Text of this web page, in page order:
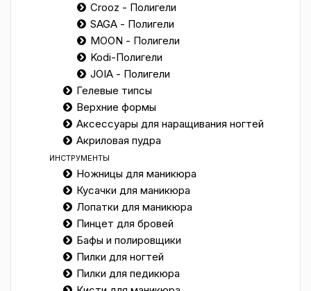
Crooz - Полигели
SAGA - Полигели
MOON - Полигели
Kodi-Полигели
JOIA - Полигели
Гелевые типсы
Верхние формы
Аксессуары для наращивания ногтей
Акриловая пудра
ИНСТРУМЕНТЫ
Ножницы для маникюра
Кусачки для маникюра
Лопатки для маникюра
Пинцет для бровей
Бафы и полировщики
Пилки для ногтей
Пилки для педикюра